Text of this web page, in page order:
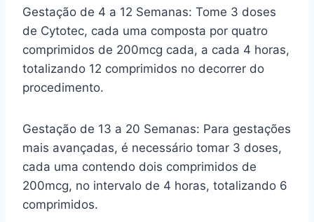
Gestação de 4 a 12 Semanas: Tome 3 doses
de Cytotec, cada uma composta por quatro
comprimidos de 200mcg cada, a cada 4 horas,
totalizando 12 comprimidos no decorrer do
procedimento.
Gestação de 13 a 20 Semanas: Para gestações
mais avançadas, é necessário tomar 3 doses,
cada uma contendo dois comprimidos de
200mcg, no intervalo de 4 horas, totalizando 6
comprimidos.